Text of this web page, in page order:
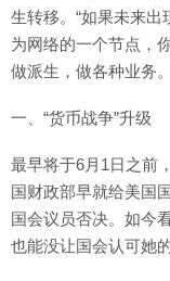
生转移。“如果未来
为网络的一个节点，
做派生，做各种业务
一、“货币战争”升级
最早将于6月1日之前
国财政部早就给美国
国会议员否决。如今
也能没让国会认可她